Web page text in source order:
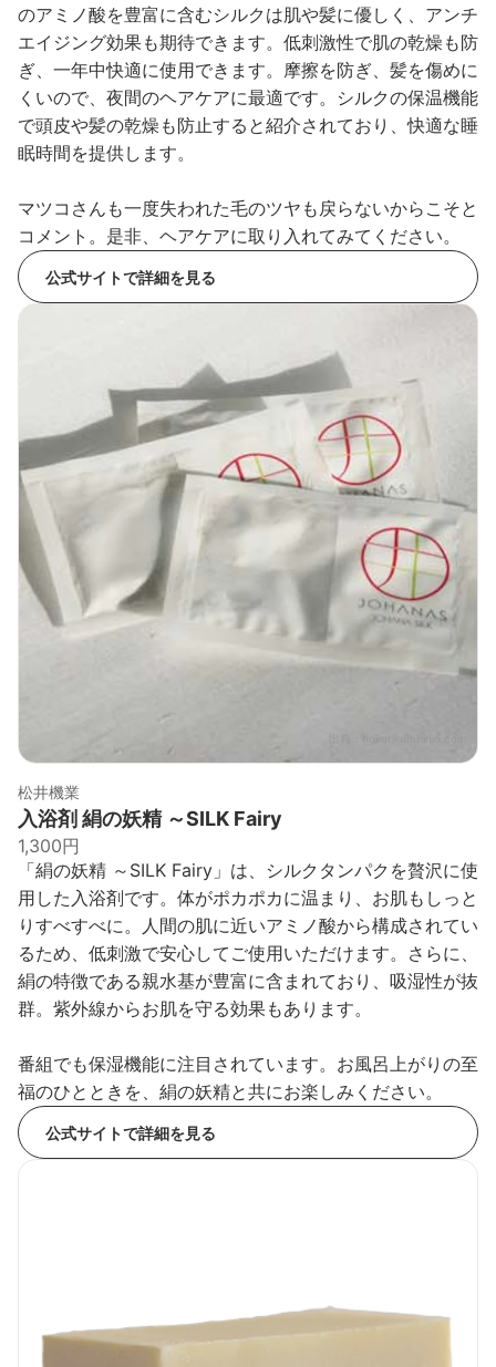
のアミノ酸を豊富に含むシルクは肌や髪に優しく、アンチ
エイジング効果も期待できます。低刺激性で肌の乾燥も防
ぎ、一年中快適に使用できます。摩擦を防ぎ、髪を傷めに
くいので、夜間のヘアケアに最適です。シルクの保温機能
で頭皮や髪の乾燥も防止すると紹介されており、快適な睡
眠時間を提供します。
マツコさんも一度失われた毛のツヤも戻らないからこそと
コメント。是非、ヘアケアに取り入れてみてください。
公式サイトで詳細を見る
松井機業
入浴剤 絹の妖精 ～SILK Fairy
1,300円
「絹の妖精 ～SILK Fairy」は、シルクタンパクを贅沢に使
用した入浴剤です。体がポカポカに温まり、お肌もしっと
りすべすべに。人間の肌に近いアミノ酸から構成されてい
るため、低刺激で安心してご使用いただけます。さらに、
絹の特徴である親水基が豊富に含まれており、吸湿性が抜
群。紫外線からお肌を守る効果もあります。
番組でも保湿機能に注目されています。お風呂上がりの至
福のひとときを、絹の妖精と共にお楽しみください。
公式サイトで詳細を見る